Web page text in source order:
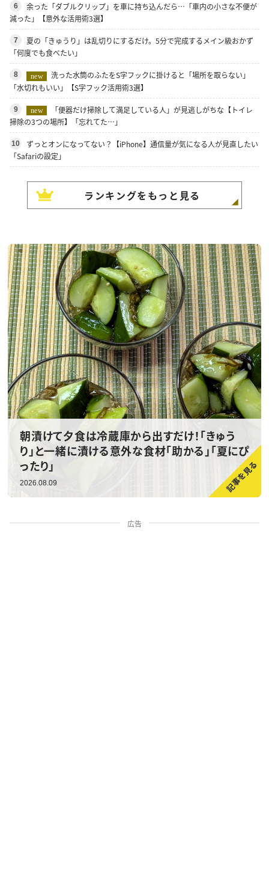
6
余った「ダブルクリップ」を車に持ち込んだら…「車内の小さな不便が
減った」【意外な活用術3選】
7
夏の「きゅうり」は乱切りにするだけ。5分で完成するメイン級おかず
「何度でも食べたい」
8 new
洗った水筒のふたをS字フックに掛けると「場所を取らない」
「水切れもいい」【S字フック活用術3選】
9 new
「便器だけ掃除して満足している人」が見逃しがちな【トイレ
掃除の3つの場所】「忘れてた…」
10
ずっとオンになってない？【iPhone】通信量が気になる人が見直したい
「Safariの設定」
ランキングをもっと見る
朝漬けて夕食は冷蔵庫から出すだけ！「きゅう
り」と一緒に漬ける意外な食材「助かる」「夏にぴ
ったり」
2026.08.09
広告